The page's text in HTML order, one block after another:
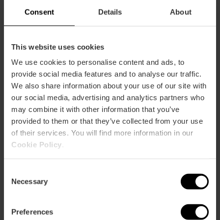
Consent Details About
This website uses cookies
We use cookies to personalise content and ads, to
provide social media features and to analyse our traffic.
We also share information about your use of our site with
our social media, advertising and analytics partners who
may combine it with other information that you’ve
provided to them or that they’ve collected from your use
of their services. You will find more information in our
Cookie Policy
Selection
Necessary
Preferences
Ansichts Karte